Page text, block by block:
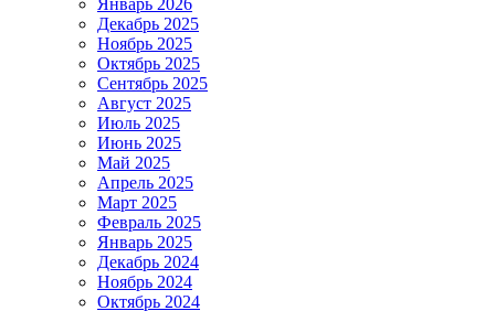
Январь 2026
Декабрь 2025
Ноябрь 2025
Октябрь 2025
Сентябрь 2025
Август 2025
Июль 2025
Июнь 2025
Май 2025
Апрель 2025
Март 2025
Февраль 2025
Январь 2025
Декабрь 2024
Ноябрь 2024
Октябрь 2024